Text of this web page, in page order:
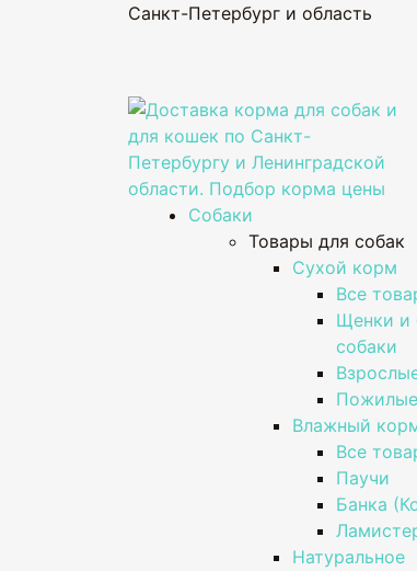
Санкт-Петербург и область
Собаки
Товары для собак
Сухой корм
Все
Щенки и
собаки
Пожилые
Влажный
Все
Паучи
Банка
Натуральное